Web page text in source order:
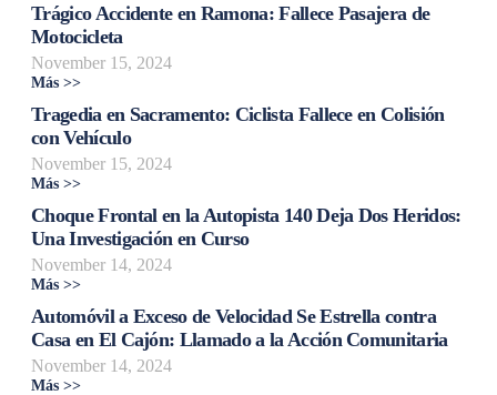
Trágico Accidente en Ramona: Fallece Pasajera de
Motocicleta
November 15, 2024
Más >>
Tragedia en Sacramento: Ciclista Fallece en Colisión
con Vehículo
November 15, 2024
Más >>
Choque Frontal en la Autopista 140 Deja Dos Heridos:
Una Investigación en Curso
November 14, 2024
Más >>
Automóvil a Exceso de Velocidad Se Estrella contra
Casa en El Cajón: Llamado a la Acción Comunitaria
November 14, 2024
Más >>